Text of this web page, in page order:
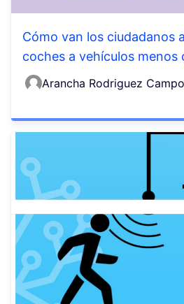
Cómo van los ciudadanos
coches a vehículos menos
Arancha Rodriguez